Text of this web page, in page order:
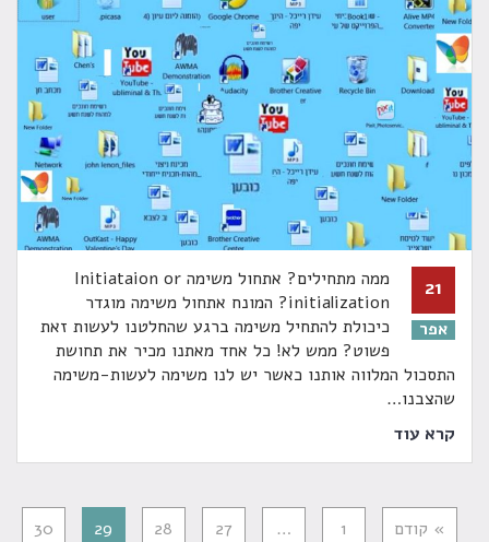
21
אפר
ממה מתחילים? אתחול משימה Initiataion or
initialization? המונח אתחול משימה מוגדר
כיכולת להתחיל משימה ברגע שהחלטנו לעשות זאת
פשוט? ממש לא! כל אחד מאתנו מכיר את תחושת
התסכול המלווה אותנו כאשר יש לנו משימה לעשות-משימה
שהצבנו…
קרא עוד
» קודם 1
…
27
28
29
30